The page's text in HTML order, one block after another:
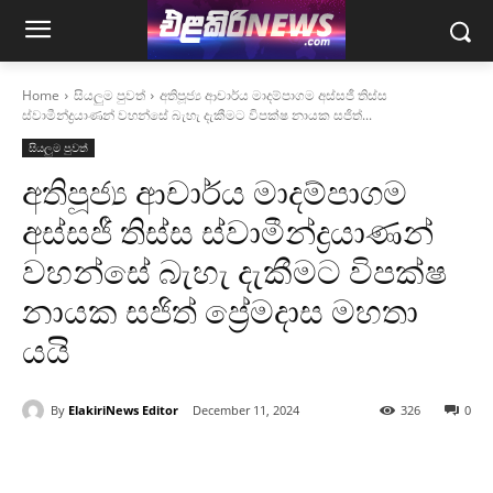
Home සියලුම පුවත්
අතිපූජ්‍ය ආචාර්ය මාදම්පාගම අස්සජී තිස්ස
ස්වාමීන්ද්‍රයාණන් වහන්සේ බැහැ දැකීමට විපක්ෂ නායක සජිත්...
සියලුම පුවත්
අතිපූජ්‍ය ආචාර්ය මාදම්පාගම
අස්සජී තිස්ස ස්වාමීන්ද්‍රයාණන්
වහන්සේ බැහැ දැකීමට විපක්ෂ
නායක සජිත් ප්‍රේමදාස මහතා
යයි
By ElakiriNews Editor December 11, 2024 0
326